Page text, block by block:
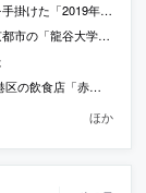
ッドデザイン賞受賞展」
パス成就館」の見学会が開催
「赤坂のスナック」
ほか